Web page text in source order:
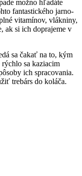
možno hľadáte
fantastického jarno-
vitamínov, vlákniny,
ak si ich doprajeme v
sa čakať na to, kým
rýchlo sa kaziacim
ich spracovania.
trebárs do koláča.